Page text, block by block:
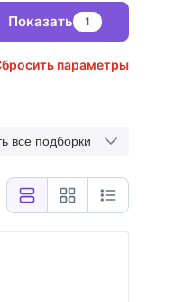
Показать 1
параметры
все подборки